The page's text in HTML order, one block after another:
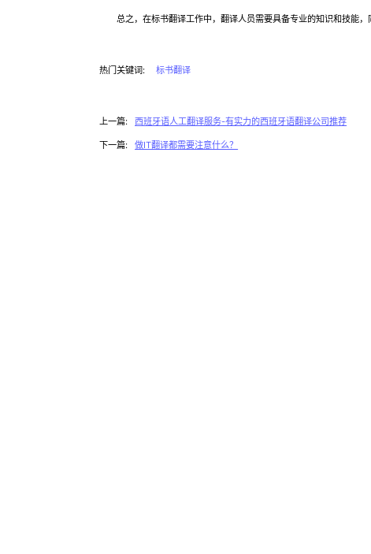
总之，在标书翻译工作中，翻译人员需要具备专业的知识和技能，
热门关键词: 标书翻译
上一篇: 西班牙语人工翻译服务-有实力的西班牙语翻译公司推荐
下一篇: 做IT翻译都需要注意什么？